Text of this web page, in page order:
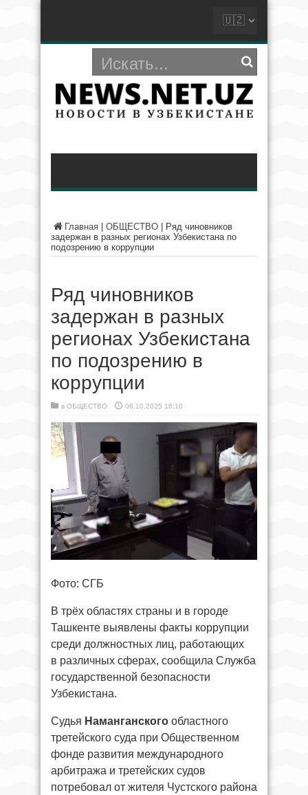
Главная ОБЩЕСТВО
Ряд чиновников
задержан в разных регионах Узбекистана по
подозрению в коррупции
Ряд чиновников
задержан в разных
регионах Узбекистана
по подозрению в
коррупции
в ОБЩЕСТВО 06.10.2025 16:10
Фото: СГБ
В трёх областях страны и в городе
Ташкенте выявлены факты коррупции
среди должностных лиц, работающих
в различных сферах, сообщила Служба
государственной безопасности
Узбекистана.
Судья Наманганского областного
третейского суда при Общественном
фонде развития международного
арбитража и третейских судов
потребовал от жителя Чустского района